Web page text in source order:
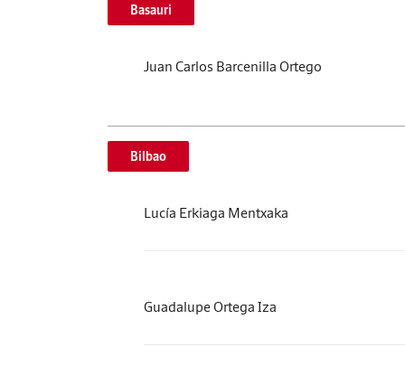
Basauri
Juan Carlos Barcenilla Ortego
Bilbao
Lucía Erkiaga Mentxaka
Guadalupe Ortega Iza